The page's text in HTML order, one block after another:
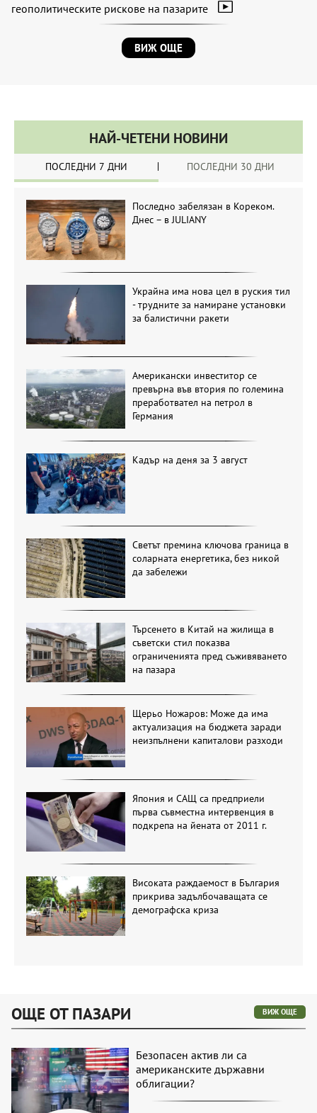
геополитическите рискове на пазарите
ВИЖ ОЩЕ
НАЙ-ЧЕТЕНИ НОВИНИ
ПОСЛЕДНИ 7 ДНИ ПОСЛЕДНИ 30 ДНИ
Последно забелязан в Кореком.
Днес – в JULIANY
Украйна има нова цел в руския тил
- трудните за намиране установки
за балистични ракети
Американски инвеститор се
превърна във втория по големина
преработвател на петрол в
Германия
Кадър на деня за 3 август
Светът премина ключова граница в
соларната енергетика, без никой
да забележи
Търсенето в Китай на жилища в
съветски стил показва
ограниченията пред съживяването
на пазара
Щерьо Ножаров: Може да има
актуализация на бюджета заради
неизпълнени капиталови разходи
Япония и САЩ са предприели
първа съвместна интервенция в
подкрепа на йената от 2011 г.
Високата раждаемост в България
прикрива задълбочаващата се
демографска криза
ОЩЕ ОТ ПАЗАРИ ВИЖ ОЩЕ
Безопасен актив ли са
американските държавни
облигации?